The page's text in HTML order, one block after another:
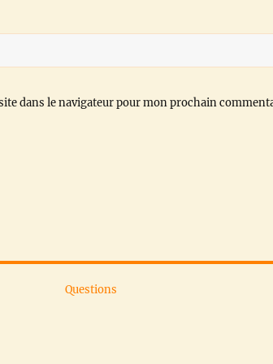
dans le navigateur pour mon prochain
Questions